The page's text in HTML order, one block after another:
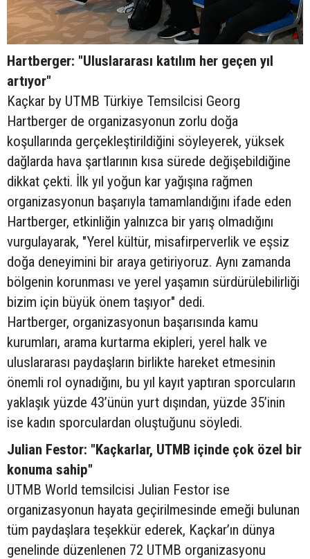
Hartberger: "Uluslararası katılım her geçen yıl
artıyor"
Kaçkar by UTMB Türkiye Temsilcisi Georg
Hartberger de organizasyonun zorlu doğa
koşullarında gerçekleştirildiğini söyleyerek, yüksek
dağlarda hava şartlarının kısa sürede değişebildiğine
dikkat çekti. İlk yıl yoğun kar yağışına rağmen
organizasyonun başarıyla tamamlandığını ifade eden
Hartberger, etkinliğin yalnızca bir yarış olmadığını
vurgulayarak, "Yerel kültür, misafirperverlik ve eşsiz
doğa deneyimini bir araya getiriyoruz. Aynı zamanda
bölgenin korunması ve yerel yaşamın sürdürülebilirliği
bizim için büyük önem taşıyor" dedi.
Hartberger, organizasyonun başarısında kamu
kurumları, arama kurtarma ekipleri, yerel halk ve
uluslararası paydaşların birlikte hareket etmesinin
önemli rol oynadığını, bu yıl kayıt yaptıran sporcuların
yaklaşık yüzde 43’ünün yurt dışından, yüzde 35’inin
ise kadın sporculardan oluştuğunu söyledi.
Julian Festor: "Kaçkarlar, UTMB içinde çok özel bir
konuma sahip"
UTMB World temsilcisi Julian Festor ise
organizasyonun hayata geçirilmesinde emeği bulunan
tüm paydaşlara teşekkür ederek, Kaçkar’ın dünya
genelinde düzenlenen 72 UTMB organizasyonu